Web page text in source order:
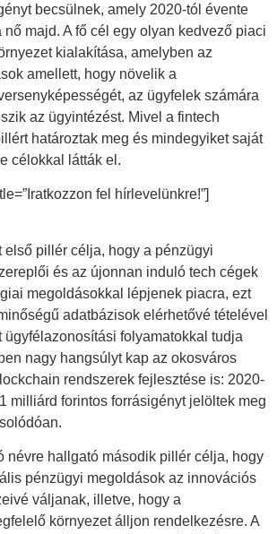
becsülnek, amely 2020-tól évente
nő majd. A fő cél egy olyan kedvező piaci
kialakítása, amelyben az
amellett, hogy növelik a
az ügyfelek számára
az ügyintézést. Mivel a fintech
határoztak meg és mindegyiket saját
célokkal látták el.
fel hírlevelünkre!”]
első pillér célja, hogy a pénzügyi
és az újonnan induló tech cégek
megoldásokkal lépjenek piacra, ezt
adatbázisok elérhetővé tételével
ügyfélazonosítási folyamatokkal tudja
nagy hangsúlyt kap az okosváros
rendszerek fejlesztése is: 2020-
milliárd forintos forrásigényt jelöltek meg
névre hallgató második pillér célja, hogy
pénzügyi megoldások az innovációs
váljanak, illetve, hogy a
környezet álljon rendelkezésre. A